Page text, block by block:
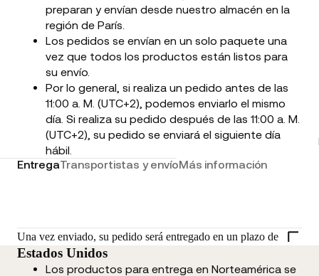
preparan y envían desde nuestro almacén en la
región de París.
Los pedidos se envían en un solo paquete una
vez que todos los productos están listos para
su envío.
Por lo general, si realiza un pedido antes de las
11:00 a. M. (UTC+2), podemos enviarlo el mismo
día. Si realiza su pedido después de las 11:00 a. M.
(UTC+2), su pedido se enviará el siguiente día
hábil.
EntregaTransportistas y envíoMás información
Una vez enviado, su pedido será entregado en un plazo de
Estados Unidos
Los productos para entrega en Norteamérica se